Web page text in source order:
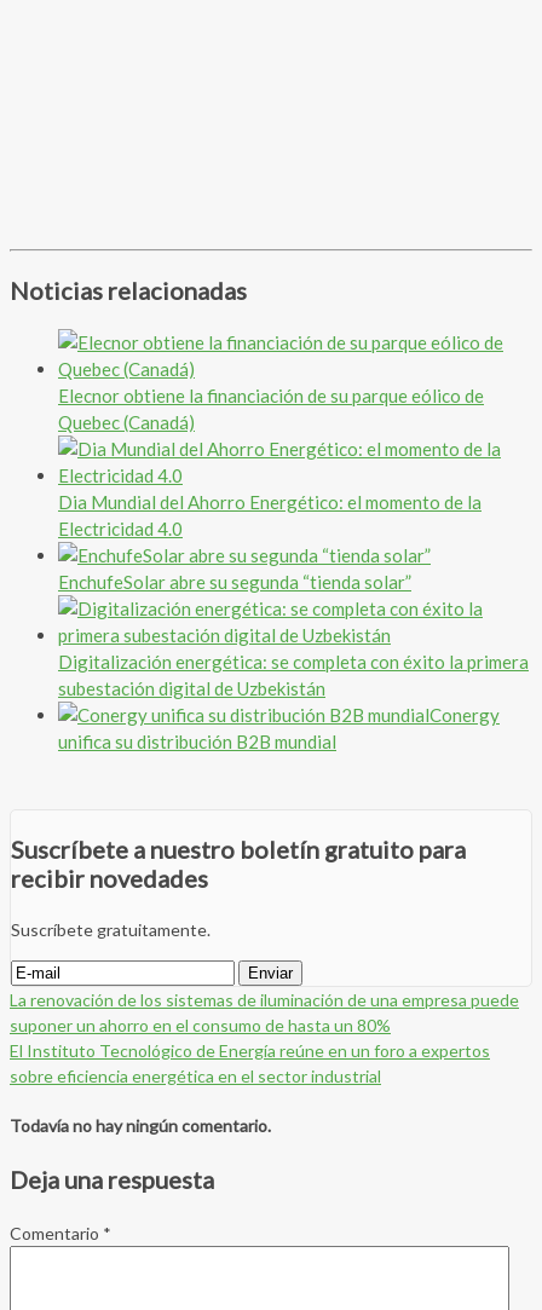
Noticias relacionadas
Elecnor obtiene la financiación de su parque eólico de
Quebec (Canadá)
Dia Mundial del Ahorro Energético: el momento de la
Electricidad 4.0
EnchufeSolar abre su segunda “tienda solar”
Digitalización energética: se completa con éxito la primera
subestación digital de Uzbekistán
Conergy
unifica su distribución B2B mundial
Suscríbete a nuestro boletín gratuito para
recibir novedades
Suscríbete gratuitamente.
La renovación de los sistemas de iluminación de una empresa puede
suponer un ahorro en el consumo de hasta un 80%
El Instituto Tecnológico de Energía reúne en un foro a expertos
sobre eficiencia energética en el sector industrial
Todavía no hay ningún comentario.
Deja una respuesta
Comentario *